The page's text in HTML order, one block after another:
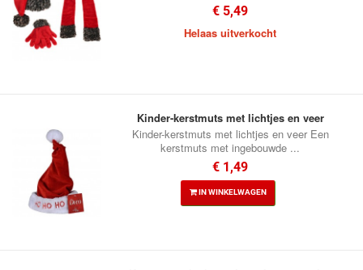
€ 5,49
Helaas uitverkocht
Kinder-kerstmuts met lichtjes en veer
Kinder-kerstmuts met lichtjes en veer Een
kerstmuts met ingebouwde ...
€ 1,49
IN WINKELWAGEN